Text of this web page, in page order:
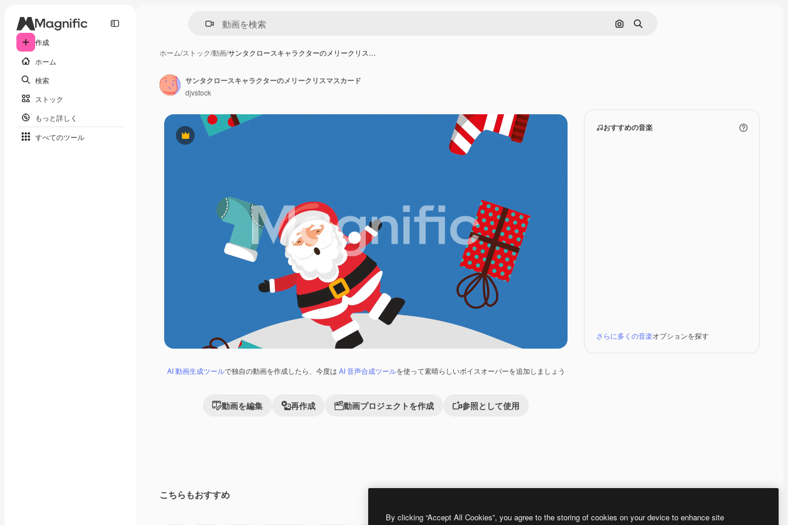
作成
ホーム
検索
ストック
もっと詳しく
すべてのツール
画像で検索
検索
ホーム/ストック/動画/サンタクロースキャラクターのメリークリス…
Premium
AI 動画生成ツールで独自の動画を作成したら、今度は AI 音声合成ツールを使って素晴らしいボイスオーバーを追加しましょう
動画を編集 再作成 動画プロジェクトを作成 参照として使用
おすすめの音楽
さらに多くの音楽オプションを探す
サンタクロースキャラクターのメリークリスマスカード
djvstock
こちらもおすすめ
By clicking “Accept All Cookies”, you agree to the storing of cookies on your device to enhance site